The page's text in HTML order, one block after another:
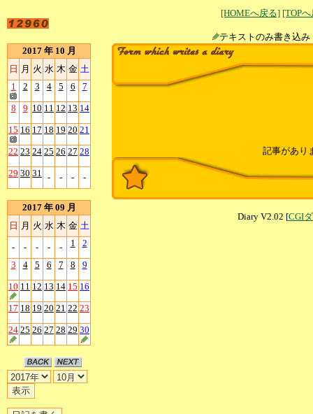
[HOMEへ戻る] [TOP
テキストのみ書
2017 年 10 月
日 月 火 水 木 金 土
1
2 3 4 5 6 7
8 9 10 11 12 13 14
15 16 17 18 19 20 21
22 23 24 25 26 27 28
29 30 31 - - - -
2017 年 09 月
日 月 火 水 木 金 土
- - - - - 1 2
3 4 5 6 7 8 9
10 11 12 13 14 15 16
17 18 19 20 21 22 23
24 25 26 27 28 29 30
記事があり
Diary V2.02 [CGI